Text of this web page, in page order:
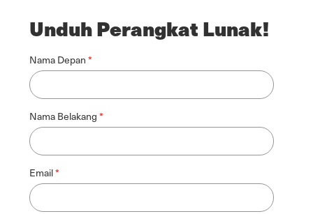
Unduh Perangkat Lunak!
Nama Depan
Nama Belakang
Email